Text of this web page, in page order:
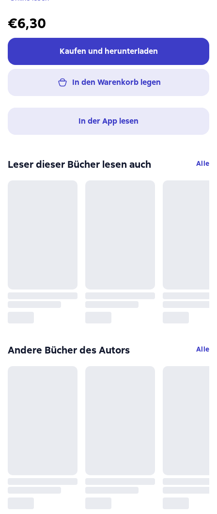
€6,30
Kaufen und herunterladen
In den Warenkorb legen
In der App lesen
Leser dieser Bücher lesen auch Alle
Andere Bücher des Autors Alle